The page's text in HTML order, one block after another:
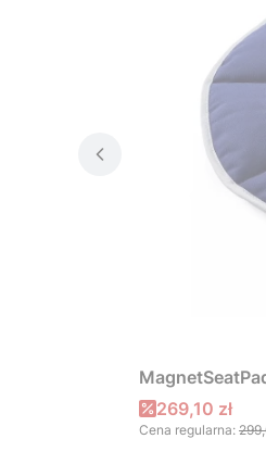
Cena
269,10 zł
Cena regularna: